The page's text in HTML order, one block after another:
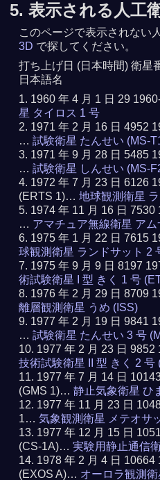
5. 表示される人工
このページで表示されない
3D で探してください。
打ち上げ日 (日本時間) 衛
日本語名
1960 年 4 月 1 日 29
星 タイロス 1 号
1971 年 2 月 16 日 4952
…試験衛星 たんせい (MS-
1971 年 9 月 28 日 5485
…試験衛星 しんせい (MS-
1972 年 7 月 23 日 6126
(ERTS 1)…地球観測衛星
1974 年 11 月 16 日
… アマチュア無線衛星 ア
1975 年 1 月 22 日 7615
球観測衛星 ランドサット 2
1975 年 9 月 9 日 8197
術試験衛星 I 型 きく 1 号
1976 年 2 月 29 日 8709
離層観測衛星 うめ (ISS)
1977 年 2 月 19 日 9841
…試験衛星 たんせい 3 号
1977 年 2 月 23 日
技術試験衛星 II 型 きく 2 号
1977 年 7 月 14 日
(GMS 1)…静止気象衛星 ひ
1977 年 11 月 23 日
1…気象観測衛星 メテオサ
1977 年 12 月 15 日
(CS-1A)…実験用静止通信
1978 年 2 月 4 日 10664
(EXOS A)… オーロラ観測